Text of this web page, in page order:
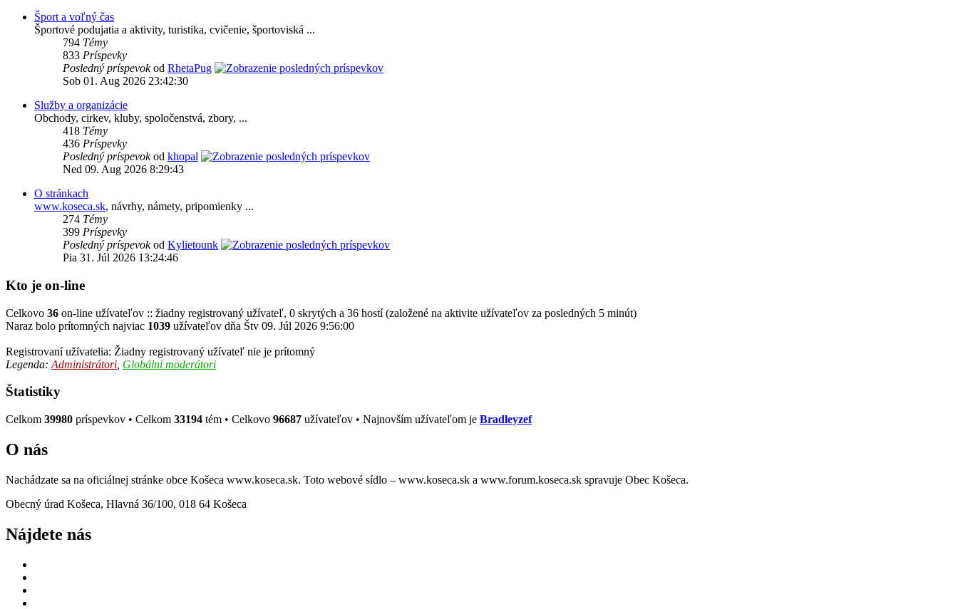
Šport a voľný čas
Športové podujatia a aktivity, turistika, cvičenie, športoviská ...
794 Témy
833 Príspevky
Posledný príspevokod RhetaPug
Sob 01. Aug 2026 23:42:30
Služby a organizácie
Obchody, cirkev, kluby, spoločenstvá, zbory, ...
418 Témy
436 Príspevky
Posledný príspevokod khopal
Ned 09. Aug 2026 8:29:43
O stránkach
www.koseca.sk, návrhy, námety, pripomienky ...
274 Témy
399 Príspevky
Posledný príspevokod Kylietounk
Pia 31. Júl 2026 13:24:46
Kto je on-line
Celkovo 36 on-line užívateľov :: žiadny registrovaný užívateľ, 0 skrytých a 36 hostí (založené na aktivite užívateľov za posledných 5 minút)
Naraz bolo prítomných najviac 1039 užívateľov dňa Štv 09. Júl 2026 9:56:00
Registrovaní užívatelia: Žiadny registrovaný užívateľ nie je prítomný
Legenda: Administrátori Globálni moderátori
Štatistiky
Celkom 39980 príspevkov • Celkom 33194 tém • Celkovo 96687 užívateľov • Najnovším užívateľom je Bradleyzef
O nás
Nachádzate sa na oficiálnej stránke obce Košeca www.koseca.sk. Toto webové sídlo – www.koseca.sk a www.forum.koseca.sk spravuje Obec Košeca.
Obecný úrad Košeca, Hlavná 36/100, 018 64 Košeca
Nájdete nás